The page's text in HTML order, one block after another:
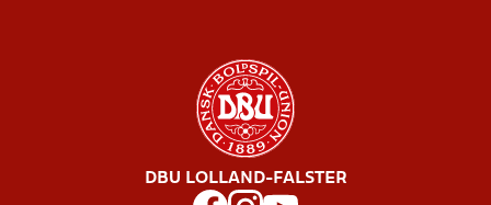
DBU LOLLAND-FALSTER